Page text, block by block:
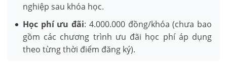
nghiệp sau khóa học.
Học phí ưu đãi: 4.000.000 đồng/khóa (chưa bao
gồm các chương trình ưu đãi học phí áp dụng
theo từng thời điểm đăng ký).